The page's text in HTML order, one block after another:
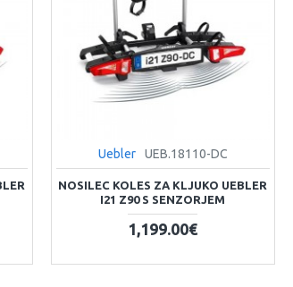
Uebler UEB.18110-DC
NOSILEC KOLES ZA KLJUKO UEBLER
I21 Z90 S SENZORJEM
1,199.00€